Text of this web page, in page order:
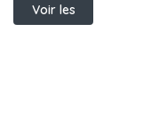
Voir les